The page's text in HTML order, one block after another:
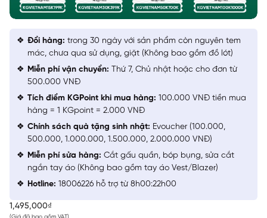
1,495,000₫
Đổi hàng: trong 30 ngày với sản phẩm còn nguyên tem
mác, chưa qua sử dụng, giặt (Không bao gồm đồ lót)
Miễn phí vận chuyển: Thứ 7, Chủ nhật hoặc cho đơn từ
500.000 VNĐ
Tích điểm KGPoint khi mua hàng: 100.000 VNĐ tiền mua
hàng = 1 KGpoint = 2.000 VNĐ
Chính sách quà tặng sinh nhật: Evoucher (100.000,
500.000, 1.000.000, 1.500.000, 2.000.000 VNĐ)
Miễn phí sửa hàng: Cắt gấu quần, bóp bụng, sửa cắt
ngắn tay áo (Không bao gồm tay áo Vest/Blazer)
Hotline: 18006226 hỗ trợ từ 8h00:22h00